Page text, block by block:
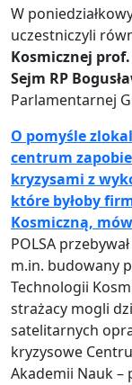
W
uczestniczyli
Kosmicznej
Sejm RP
Parlamentarnej
O pomyśle
centrum
kryzysami z
które byłoby
Kosmiczną,
POLSA
m.in. budowany
Technologii
strażacy mogli
satelitarnych
kryzysowe
Akademii Nauk –